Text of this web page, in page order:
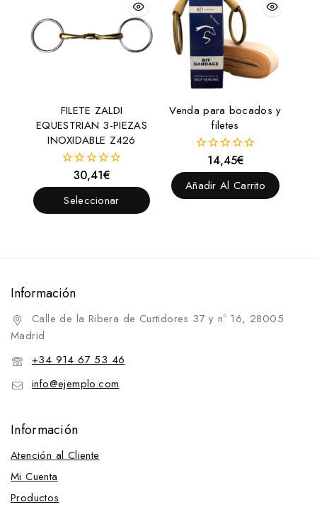
FILETE ZALDI
EQUESTRIAN 3-PIEZAS
INOXIDABLE Z426
fuera
de
30,41€
Seleccionar
Venda para bocados y
filetes
fuera
de
14,45€
Añadir Al Carrito
Información
Calle de la Ribera de Curtidores 37 y nº 16, 28005
Madrid
+34 914 67 53 46
info@ejemplo.com
Información
Atención al Cliente
Mi Cuenta
Productos